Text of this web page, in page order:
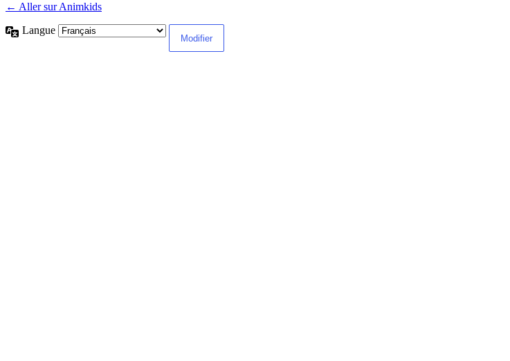
← Aller sur Animkids
Langue